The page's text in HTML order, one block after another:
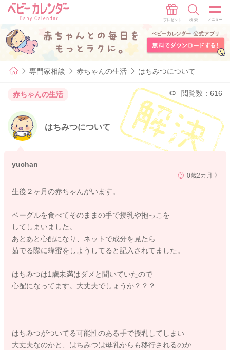
専門家相談 赤ちゃんの生活 はちみつについて
赤ちゃんの生活 閲覧数：616
はちみつについて
yuchan
0歳2カ月
生後２ヶ月の赤ちゃんがいます。
ベーグルを食べてそのままの手で授乳や抱っこを
してしまいました。
あとあと心配になり、ネットで成分を見たら
茹でる際に蜂蜜をしようしてると記入されてました。
はちみつは1歳未満はダメと聞いていたので
心配になってます。大丈夫でしょうか？？？
はちみつがついてる可能性のある手で授乳してしまい
大丈夫なのかと、はちみつは母乳からも移行されるのか